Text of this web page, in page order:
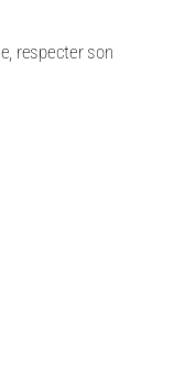
respecter son